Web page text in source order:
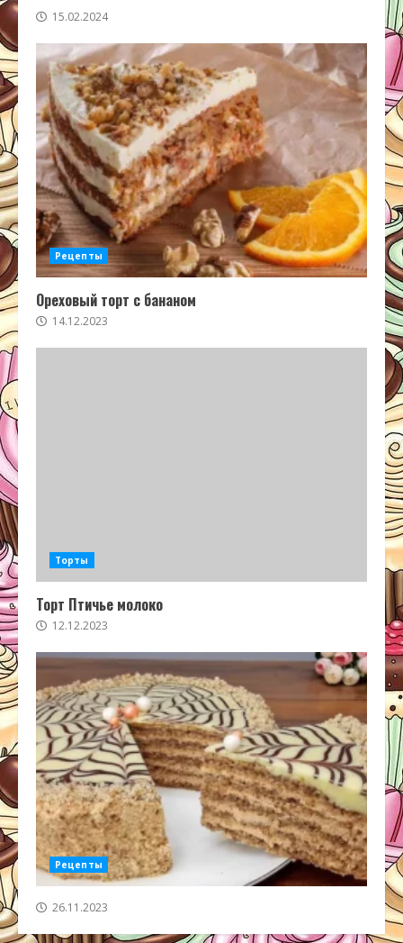
15.02.2024
Рецепты
Ореховый торт с бананом
14.12.2023
Торты
Торт Птичье молоко
12.12.2023
Рецепты
26.11.2023